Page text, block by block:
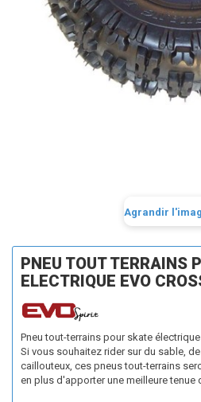
Agrandir
PNEU TOUT TERRAINS
ELECTRIQUE EVO
Pneu tout-terrains pour skate
Si vous souhaitez rider sur du sable,
caillouteux, ces pneus tout-terrains
en plus d'apporter une meilleure tenue